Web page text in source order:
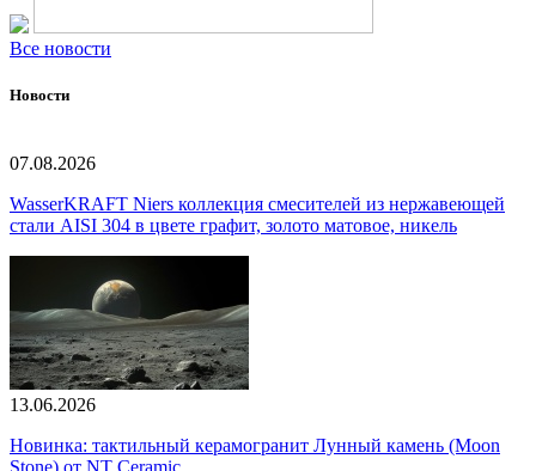
Все новости
Новости
07.08.2026
WasserKRAFT Niers коллекция смесителей из нержавеющей
стали AISI 304 в цвете графит, золото матовое, никель
13.06.2026
Новинка: тактильный керамогранит Лунный камень (Moon